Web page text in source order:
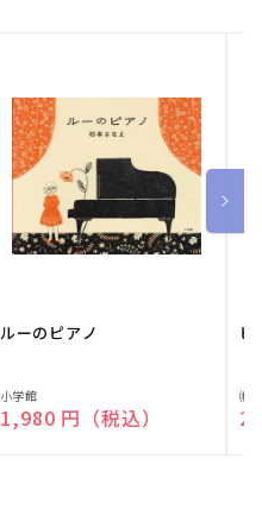
ルーのピアノ
販
売
小学館
通常価格
1,980 円（税込）
ピ
販
売
㈱